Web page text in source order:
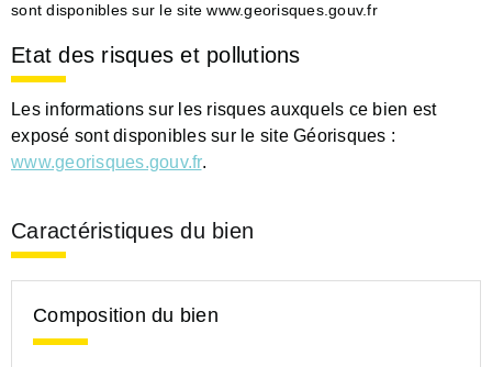
sont disponibles sur le site www.georisques.gouv.fr
Etat des risques et pollutions
Les informations sur les risques auxquels ce bien est
exposé sont disponibles sur le site Géorisques :
www.georisques.gouv.fr.
Caractéristiques du bien
Composition du bien